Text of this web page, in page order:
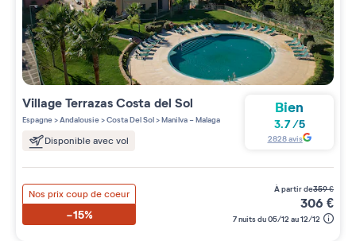
VillageTerrazas Costa del Sol
Espagne>Andalousie>Costa Del Sol>Manilva - Malaga
Disponible avec vol
Bien
3.7/5
2828avis
Nos prix coup de coeur
-15%
à partir de359€
306 €
7 nuits du 05/12 au 12/12